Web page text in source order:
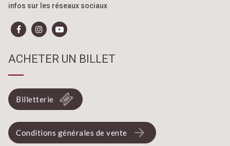
infos sur les réseaux sociaux
ACHETER UN BILLET
Billetterie
Conditions générales de vente arrow_forward